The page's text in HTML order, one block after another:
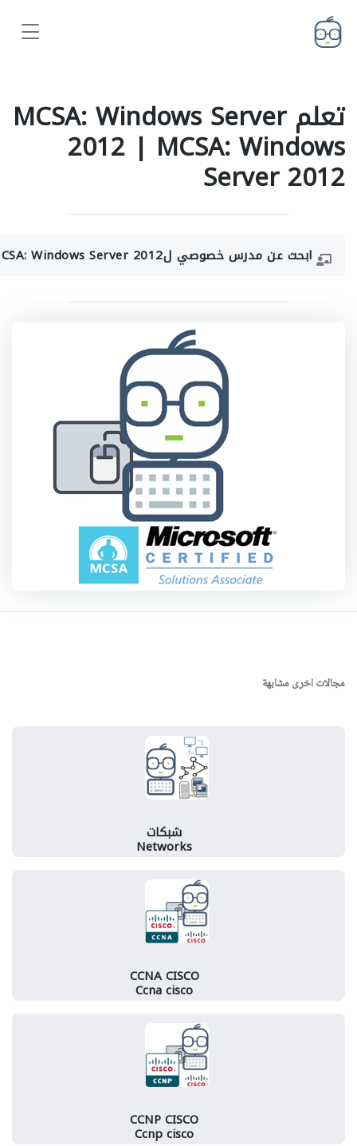
تعلم MCSA: Windows Server
2012 | MCSA: Windows
Server 2012
ابحث عن مدرس خصوصي لMCSA: Windows Server 2012
مجالات اخرى مشابهة
شبكات
Networks
CCNA CISCO
Ccna cisco
CCNP CISCO
Ccnp cisco